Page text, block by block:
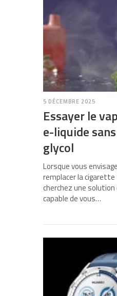
5 DÉCEMBRE 2025
Essayer le
e-liquide
glycol
Lorsque vous
remplacer la
cherchez une
capable de vous…